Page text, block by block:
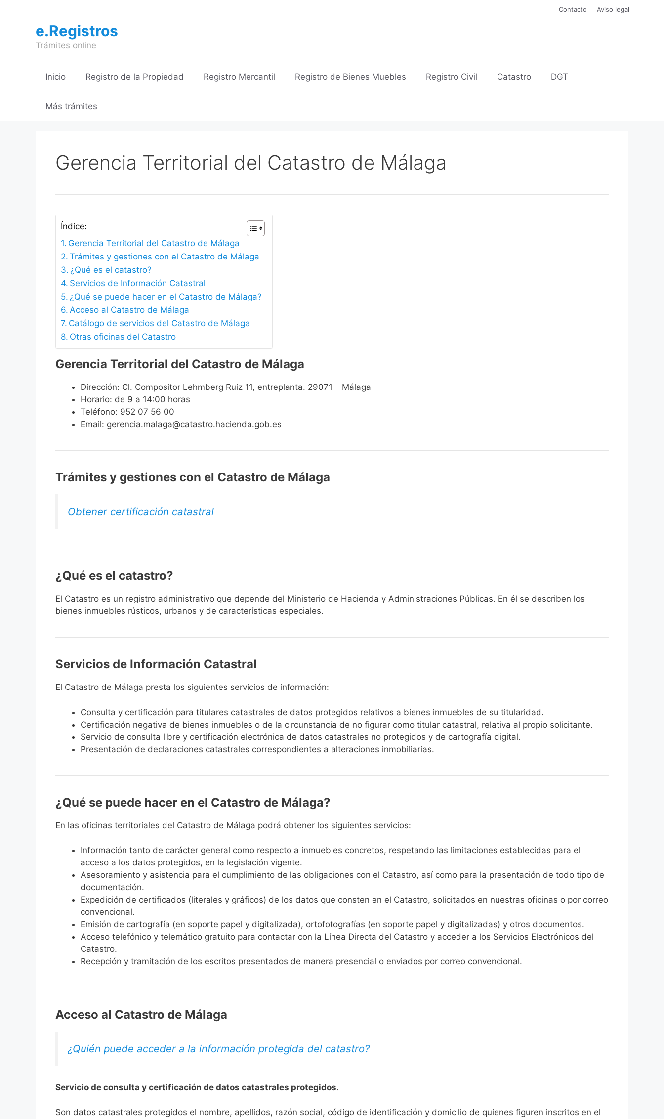
contenido
Contacto Aviso legal
e.Registros
Trámites online
Inicio Registro de la Propiedad Registro Mercantil Registro de Bienes Muebles Registro Civil Catastro DGT
Más trámites
Gerencia Territorial del Catastro de Málaga
Índice:
Gerencia Territorial del Catastro de Málaga
Trámites y gestiones con el Catastro de Málaga
¿Qué es el catastro?
Servicios de Información Catastral
¿Qué se puede hacer en el Catastro de Málaga?
Acceso al Catastro de Málaga
Catálogo de servicios del Catastro de Málaga
Otras oficinas del Catastro
Gerencia Territorial del Catastro de Málaga
Dirección: Cl. Compositor Lehmberg Ruiz 11, entreplanta. 29071 – Málaga
Horario: de 9 a 14:00 horas
Teléfono: 952 07 56 00
Email: gerencia.malaga@catastro.hacienda.gob.es
Trámites y gestiones con el Catastro de Málaga
Obtener certificación catastral
¿Qué es el catastro?
El Catastro es un registro administrativo que depende del Ministerio de Hacienda y Administraciones Públicas. En él se describen los
bienes inmuebles rústicos, urbanos y de características especiales.
Servicios de Información Catastral
El Catastro de Málaga presta los siguientes servicios de información:
Consulta y certificación para titulares catastrales de datos protegidos relativos a bienes inmuebles de su titularidad.
Certificación negativa de bienes inmuebles o de la circunstancia de no figurar como titular catastral, relativa al propio solicitante.
Servicio de consulta libre y certificación electrónica de datos catastrales no protegidos y de cartografía digital.
Presentación de declaraciones catastrales correspondientes a alteraciones inmobiliarias.
¿Qué se puede hacer en el Catastro de Málaga?
En las oficinas territoriales del Catastro de Málaga podrá obtener los siguientes servicios:
Información tanto de carácter general como respecto a inmuebles concretos, respetando las limitaciones establecidas para el
acceso a los datos protegidos, en la legislación vigente.
Asesoramiento y asistencia para el cumplimiento de las obligaciones con el Catastro, así como para la presentación de todo tipo de
documentación.
Expedición de certificados (literales y gráficos) de los datos que consten en el Catastro, solicitados en nuestras oficinas o por correo
convencional.
Emisión de cartografía (en soporte papel y digitalizada), ortofotografías (en soporte papel y digitalizadas) y otros documentos.
Acceso telefónico y telemático gratuito para contactar con la Línea Directa del Catastro y acceder a los Servicios Electrónicos del
Catastro.
Recepción y tramitación de los escritos presentados de manera presencial o enviados por correo convencional.
Acceso al Catastro de Málaga
¿Quién puede acceder a la información protegida del catastro?
Servicio de consulta y certificación de datos catastrales protegidos.
Son datos catastrales protegidos el nombre, apellidos, razón social, código de identificación y domicilio de quienes figuren inscritos en el